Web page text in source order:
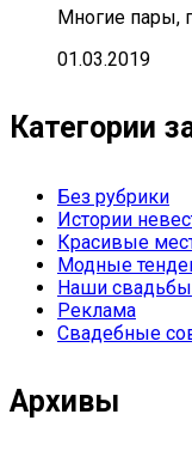
Многие пары,
01.03.2019
Категории
Без рубрики
Истории
Красивые
Модные
Наши свадьбы
Реклама
Свадебные
Архивы